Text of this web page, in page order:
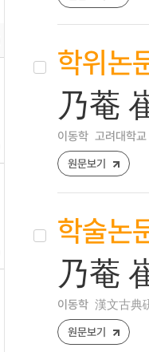
학위논
乃菴
이동학 고려대학
원문보기
학술논
乃菴
이동학 漢文古典
원문보기